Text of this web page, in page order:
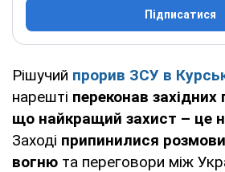
Підписатися
Рішучий прорив ЗСУ в
нарешті переконав західних
що найкращий захист – це
Заході припинилися
вогню та переговори між